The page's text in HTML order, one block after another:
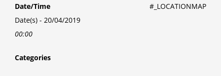
#_LOCATIONMAP
Date/Time
Date(s) - 20/04/2019
00:00
Categories